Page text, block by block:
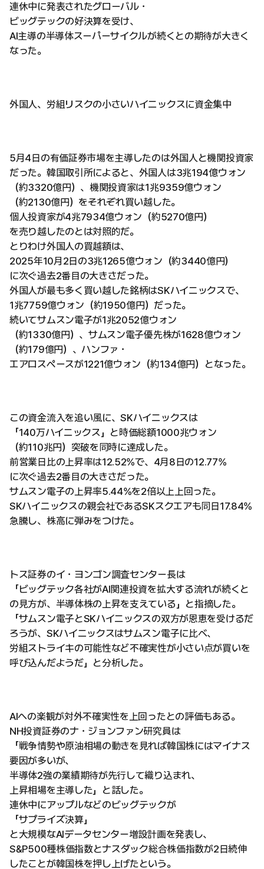
連休中に発表されたグローバル・
ビッグテックの好決算を受け、
AI主導の半導体スーパーサイクルが続くとの期待が大きく
なった。
外国人、労組リスクの小さいハイニックスに資金集中
5月4日の有価証券市場を主導したのは外国人と機関投資家
だった。韓国取引所によると、外国人は3兆194億ウォン
（約3320億円）、機関投資家は1兆9359億ウォン
（約2130億円）をそれぞれ買い越した。
個人投資家が4兆7934億ウォン（約5270億円）
を売り越したのとは対照的だ。
とりわけ外国人の買越額は、
2025年10月2日の3兆1265億ウォン（約3440億円）
に次ぐ過去2番目の大きさだった。
外国人が最も多く買い越した銘柄はSKハイニックスで、
1兆7759億ウォン（約1950億円）だった。
続いてサムスン電子が1兆2052億ウォン
（約1330億円）、サムスン電子優先株が1628億ウォン
（約179億円）、ハンファ・
エアロスペースが1221億ウォン（約134億円）となった。
この資金流入を追い風に、SKハイニックスは
「140万ハイニックス」と時価総額1000兆ウォン
（約110兆円）突破を同時に達成した。
前営業日比の上昇率は12.52%で、4月8日の12.77%
に次ぐ過去2番目の大きさだった。
サムスン電子の上昇率5.44%を2倍以上上回った。
SKハイニックスの親会社であるSKスクエアも同日17.84%
急騰し、株高に弾みをつけた。
トス証券のイ・ヨンゴン調査センター長は
「ビッグテック各社がAI関連投資を拡大する流れが続くと
の見方が、半導体株の上昇を支えている」と指摘した。
「サムスン電子とSKハイニックスの双方が恩恵を受けるだ
ろうが、SKハイニックスはサムスン電子に比べ、
労組ストライキの可能性など不確実性が小さい点が買いを
呼び込んだようだ」と分析した。
AIへの楽観が対外不確実性を上回ったとの評価もある。
NH投資証券のナ・ジョンファン研究員は
「戦争情勢や原油相場の動きを見れば韓国株にはマイナス
要因が多いが、
半導体2強の業績期待が先行して織り込まれ、
上昇相場を主導した」と話した。
連休中にアップルなどのビッグテックが
「サプライズ決算」
と大規模なAIデータセンター増設計画を発表し、
S&P500種株価指数とナスダック総合株価指数が2日続伸
したことが韓国株を押し上げたという。